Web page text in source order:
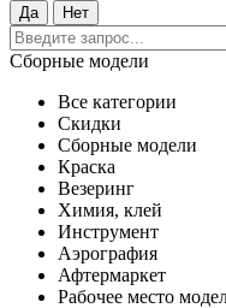
Сборные модели
Все категории
Скидки
Сборные модели
Краска
Везеринг
Химия, клей
Инструмент
Аэрография
Афтермаркет
Рабочее место